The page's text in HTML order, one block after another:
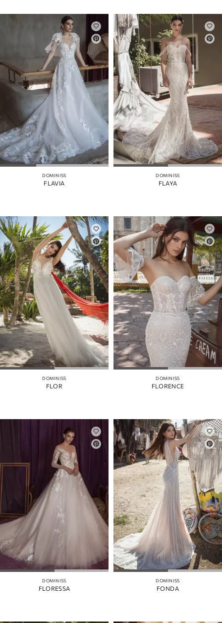
DOMINISS
FLAVIA
DOMINISS
FLAYA
DOMINISS
FLOR
DOMINISS
FLORENCE
DOMINISS
FLORESSA
DOMINISS
FONDA